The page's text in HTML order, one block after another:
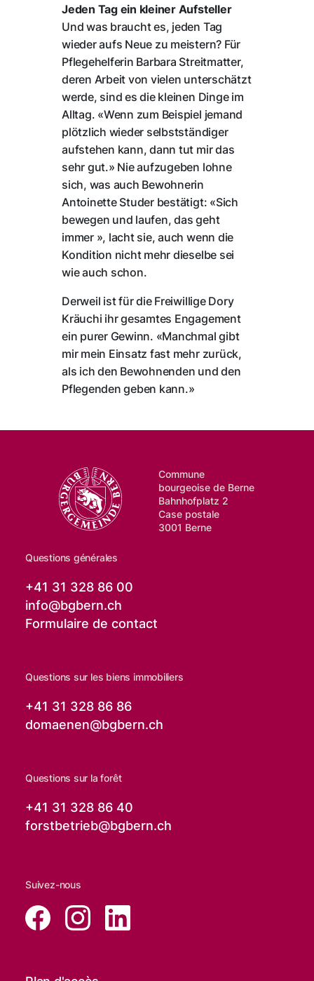
Jeden Tag ein kleiner Aufsteller
Und was braucht es, jeden Tag
wieder aufs Neue zu meistern? Für
Pflegehelferin Barbara Streitmatter,
deren Arbeit von vielen unterschätzt
werde, sind es die kleinen Dinge im
Alltag. «Wenn zum Beispiel jemand
plötzlich wieder selbstständiger
aufstehen kann, dann tut mir das
sehr gut.» Nie aufzugeben lohne
sich, was auch Bewohnerin
Antoinette Studer bestätigt: «Sich
bewegen und laufen, das geht
immer », lacht sie, auch wenn die
Kondition nicht mehr dieselbe sei
wie auch schon.
Derweil ist für die Freiwillige Dory
Kräuchi ihr gesamtes Engagement
ein purer Gewinn. «Manchmal gibt
mir mein Einsatz fast mehr zurück,
als ich den Bewohnenden und den
Pflegenden geben kann.»
Commune
bourgeoise de Berne
Bahnhofplatz 2
Case postale
3001 Berne
Questions générales
+41 31 328 86 00
info@bgbern.ch
Formulaire de contact
Questions sur les biens immobiliers
+41 31 328 86 86
domaenen@bgbern.ch
Questions sur la forêt
+41 31 328 86 40
forstbetrieb@bgbern.ch
Suivez-nous